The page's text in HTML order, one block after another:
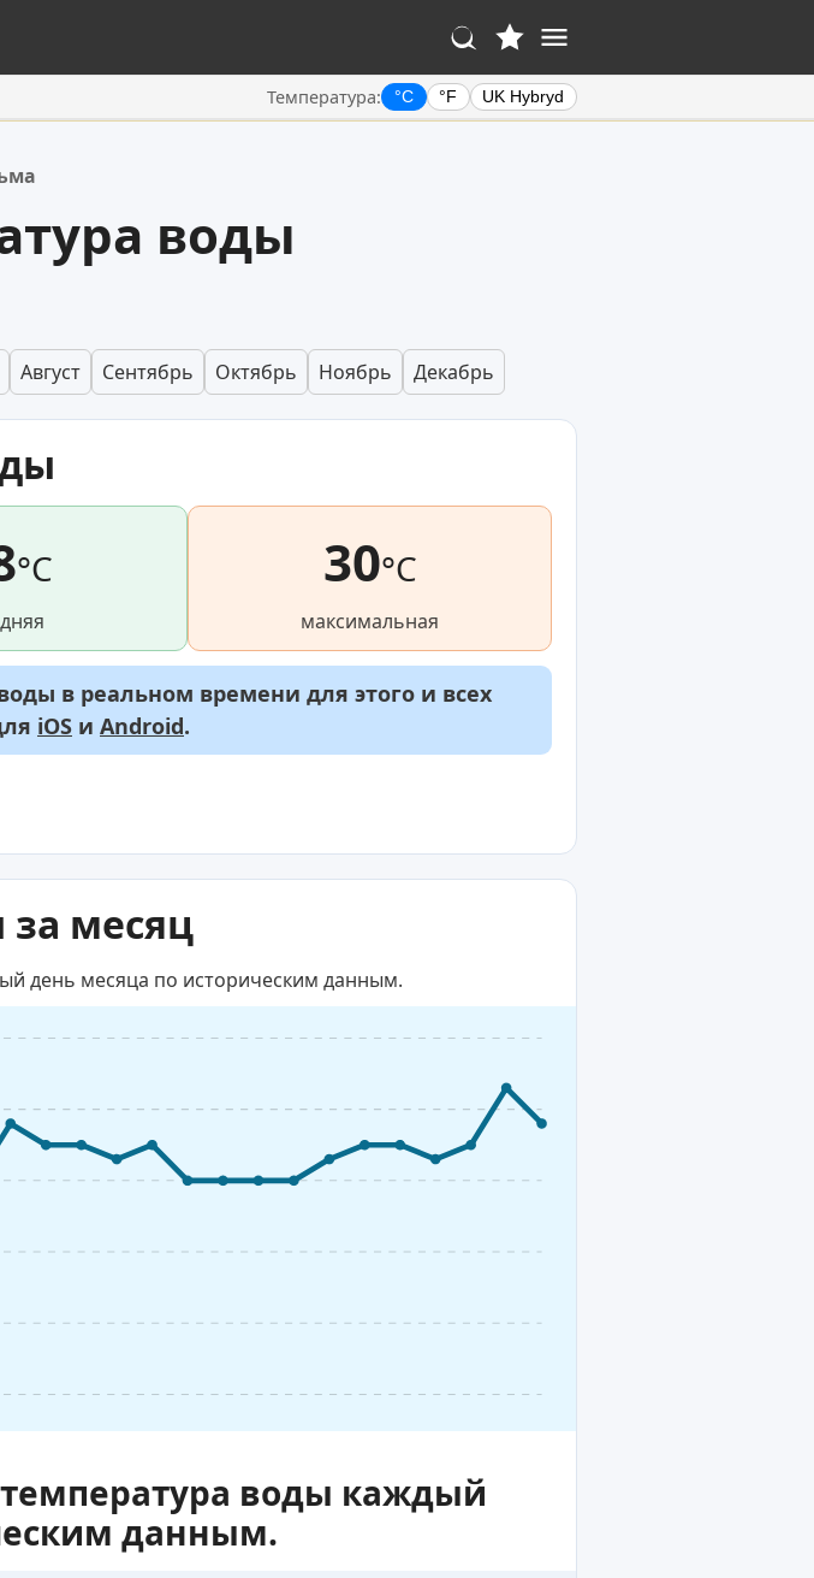
Температура: °C °F UK Hybryd
воды
Август Сентябрь Октябрь Ноябрь Декабрь
°C 30°C
максимальная
в реальном времени для этого и всех
iOS и Android.
месяц
день месяца по историческим данным.
воды каждый
данным.